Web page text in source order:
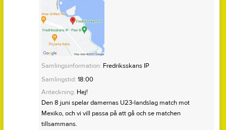
Samlingsinformation: Fredriksskans IP
Samlingstid: 18:00
Anteckning: Hej!
Den 8 juni spelar damernas U23-landslag match mot
Mexiko, och vi vill passa på att gå och se matchen
tillsammans.